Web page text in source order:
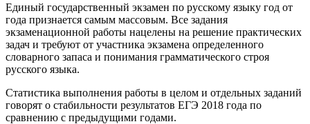
Единый государственный экзамен по русскому языку год от
года признается самым массовым. Все задания
экзаменационной работы нацелены на решение практических
задач и требуют от участника экзамена определенного
словарного запаса и понимания грамматического строя
русского языка.
Статистика выполнения работы в целом и отдельных заданий
говорят о стабильности результатов ЕГЭ 2018 года по
сравнению с предыдущими годами.